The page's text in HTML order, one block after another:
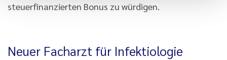
steuerfinanzierten Bonus zu würdigen.
Neuer Facharzt für Infektiologie